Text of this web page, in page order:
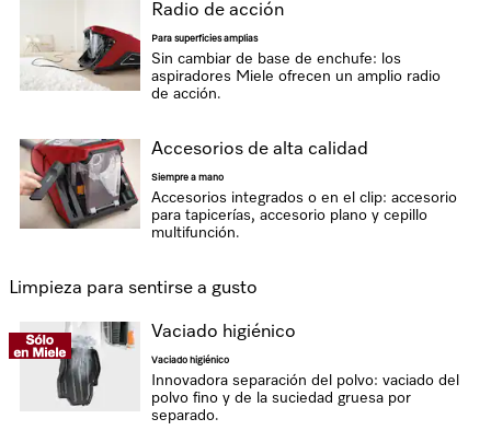
Radio de acción
Para superficies amplias
Sin cambiar de base de enchufe: los
aspiradores Miele ofrecen un amplio radio
de acción.
Accesorios de alta calidad
Siempre a mano
Accesorios integrados o en el clip: accesorio
para tapicerías, accesorio plano y cepillo
multifunción.
Limpieza para sentirse a gusto
Vaciado higiénico
Vaciado higiénico
Innovadora separación del polvo: vaciado del
polvo fino y de la suciedad gruesa por
separado.